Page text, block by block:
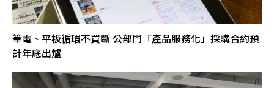
筆電、平板循環不買斷 公部門「產品服務化」採購合約預
計年底出爐